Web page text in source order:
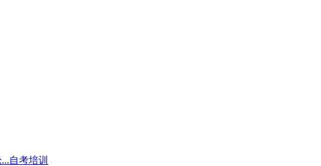
自考培训